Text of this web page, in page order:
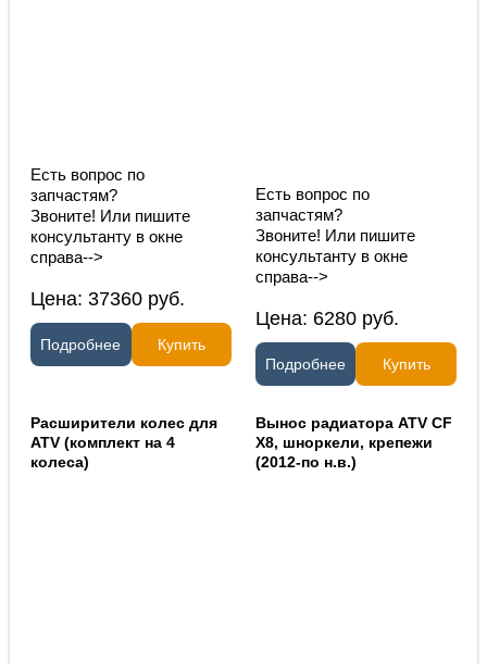
Есть вопрос по
запчастям?
Звоните! Или пишите
консультанту в окне
справа-->
Цена:37360 руб.
Подробнее Купить
Есть вопрос по
запчастям?
Звоните! Или пишите
консультанту в окне
справа-->
Цена: 6280 руб.
Подробнее Купить
Расширители колес для
ATV (комплект на 4
колеса)
Вынос радиатора ATV CF
X8, шноркели, крепежи
(2012-по н.в.)